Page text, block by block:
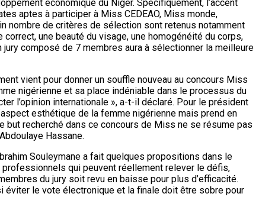
économique du Niger. Spécifiquement, l’accent
aptes à participer à Miss CEDEAO, Miss monde,
nombre de critères de sélection sont retenus notamment
correct, une beauté du visage, une homogénéité du corps,
composé de 7 membres aura à sélectionner la meilleure
vient pour donner un souffle nouveau au concours Miss
nigérienne et sa place indéniable dans le processus du
l’opinion internationale », a-t-il déclaré. Pour le président
esthétique de la femme nigérienne mais prend en
recherché dans ce concours de Miss ne se résume pas
Hassane.
Souleymane a fait quelques propositions dans le
professionnels qui peuvent réellement relever le défis,
du jury soit revu en baisse pour plus d’efficacité.
éviter le vote électronique et la finale doit être sobre pour